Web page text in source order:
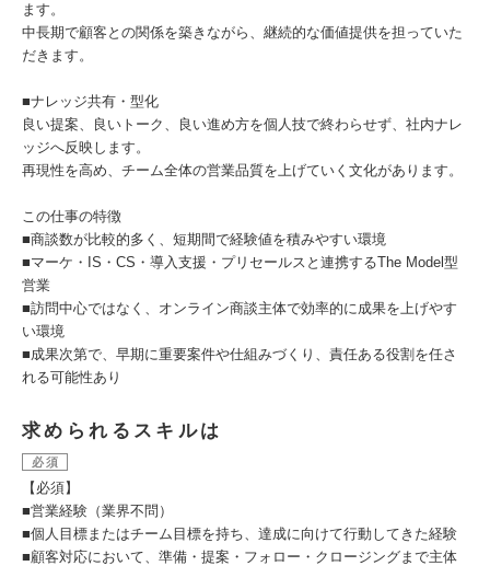
ます。
中長期で顧客との関係を築きながら、継続的な価値提供を担っていた
だきます。
■ナレッジ共有・型化
良い提案、良いトーク、良い進め方を個人技で終わらせず、社内ナレ
ッジへ反映します。
再現性を高め、チーム全体の営業品質を上げていく文化があります。
この仕事の特徴
■商談数が比較的多く、短期間で経験値を積みやすい環境
■マーケ・IS・CS・導入支援・プリセールスと連携するThe Model型
営業
■訪問中心ではなく、オンライン商談主体で効率的に成果を上げやす
い環境
■成果次第で、早期に重要案件や仕組みづくり、責任ある役割を任さ
れる可能性あり
求められるスキルは
必須
【必須】
■営業経験（業界不問）
■個人目標またはチーム目標を持ち、達成に向けて行動してきた経験
■顧客対応において、準備・提案・フォロー・クロージングまで主体